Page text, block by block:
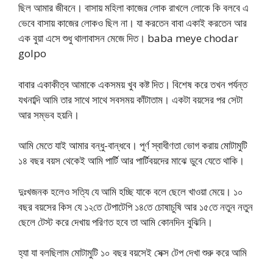
ছিল আমার জীবনে। বাসায় মহিলা কাজের লোক রাখলে লোকে কি বলবে এ
ভেবে বাসায় কাজের লোকও ছিল না। যা করতেন বাবা একাই করতেন আর
এক বুয়া এসে শুধু থালাবাসন মেজে দিত। baba meye chodar
golpo
বাবার একাকীত্ব আমাকে একসময় খুব কষ্ট দিত। বিশেষ করে তখন পর্যন্ত
যখনাব্দি আমি তার সাথে সাথে সবসময় কাঁটাতাম। একটা বয়সের পর সেটা
আর সম্ভব হয়নি।
আমি মেতে যাই আমার বন্ধু-বান্ধবে। পূর্ণ স্বাধীণতা ভোগ করায় মোটামুটি
১৪ বছর বয়স থেকেই আমি পার্টি আর পার্টিবয়দের মাঝে ডুবে যেতে থাকি।
দুঃখজনক হলেও সত্যি যে আমি হচ্ছি যাকে বলে ছেলে খাওয়া মেয়ে। ১০
বছর বয়সের কিস যে ১২তে টেপাটেপি ১৪তে চোষাচুষি আর ১৫তে নতুন নতুন
ছেলে টেস্ট করে দেখায় পরিণত হবে তা আমি কোনদিন বুঝিনি।
হ্যা যা বলছিলাম মোটামুটি ১০ বছর বয়সেই সেক্স টেপ দেখা শুরু করে আমি